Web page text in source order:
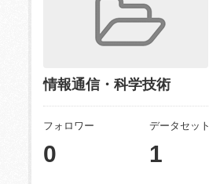
情報通信・科学技術
フォロワー
0
データセット
1